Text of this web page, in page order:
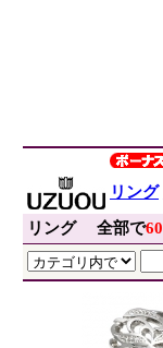
リング
リング 全部で60